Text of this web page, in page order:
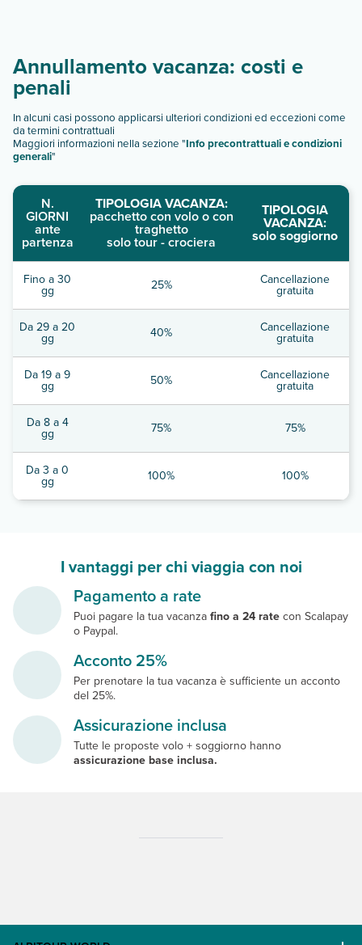
Annullamento vacanza: costi e
penali
In alcuni casi possono applicarsi ulteriori condizioni ed eccezioni come
da termini contrattuali
Maggiori informazioni nella sezione "Info precontrattuali e condizioni
generali"
N.
GIORNI
ante
partenza
TIPOLOGIA VACANZA:
pacchetto con volo o con
traghetto
solo tour - crociera
TIPOLOGIA
VACANZA:
solo soggiorno
Fino a 30
gg 25% Cancellazione
gratuita
Da 29 a 20
gg 40% Cancellazione
gratuita
Da 19 a 9
gg 50% Cancellazione
gratuita
Da 8 a 4
gg 75% 75%
Da 3 a 0
gg 100% 100%
I vantaggi per chi viaggia con noi
Pagamento a rate
Puoi pagare la tua vacanzafino a 24 ratecon Scalapay
o Paypal.
Acconto 25%
Per prenotare la tua vacanza è sufficiente un acconto
del 25%.
Assicurazione inclusa
Tutte le proposte volo + soggiorno hanno
assicurazione base inclusa.